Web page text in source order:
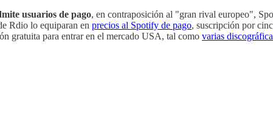
usuarios de pago, en contraposición al "gran rival europeo",
Rdio lo equiparan en precios al Spotify de pago, suscripción por
gratuita para entrar en el mercado USA, tal como varias